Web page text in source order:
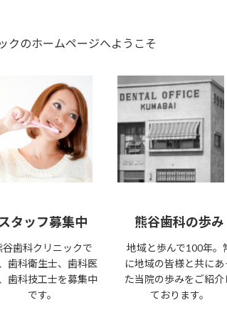
のホームページへようこそ
タッフ募集中
谷歯科クリニックで
歯科衛生士、歯科医
歯科技工士を募集中
です。
熊谷歯科の歩み
地域と歩んで100年。
に地域の皆様と共にあ
た当院の歩みをご紹介
ております。